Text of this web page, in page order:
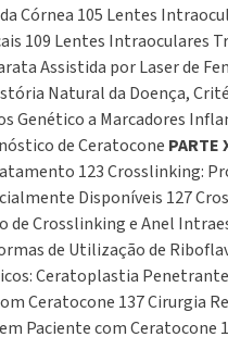
Córnea 105 Lentes
109 Lentes Intraoculares
Assistida por Laser de
Natural da Doença,
Genético a Marcadores
de Ceratocone
123 Crosslinking:
Disponíveis 127
de Crosslinking e Anel
de Utilização de
Ceratoplastia
Ceratocone 137 Cirurgia
Paciente com